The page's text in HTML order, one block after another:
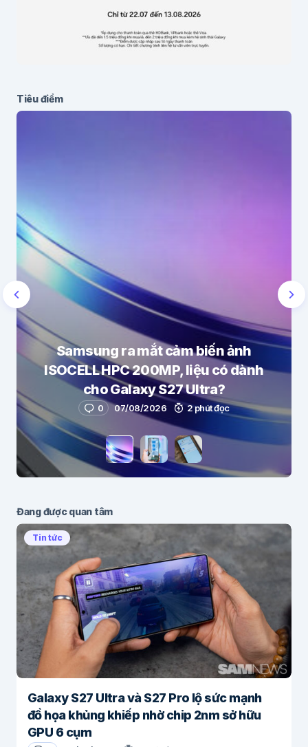
Tiêu điểm
Samsung ra mắt cảm biến ảnh
ISOCELL HPC 200MP, liệu có dành
cho Galaxy S27 Ultra?
0 07/08/2026 2 phút đọc
Đang được quan tâm
Tin tức
Galaxy S27 Ultra và S27 Pro lộ sức mạnh
đồ họa khủng khiếp nhờ chip 2nm sở hữu
GPU 6 cụm